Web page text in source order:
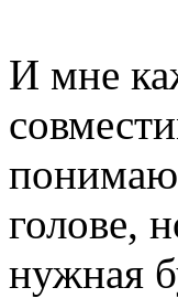
И мне
голове,
нужная